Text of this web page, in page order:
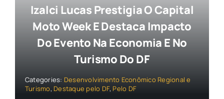
Izalci Lucas Prestigia O Capital
Moto Week E Destaca Impacto
Do Evento Na Economia E No
Turismo Do DF
Categories: Desenvolvimento Econômico Regional e
Turismo, Destaque pelo DF, Pelo DF